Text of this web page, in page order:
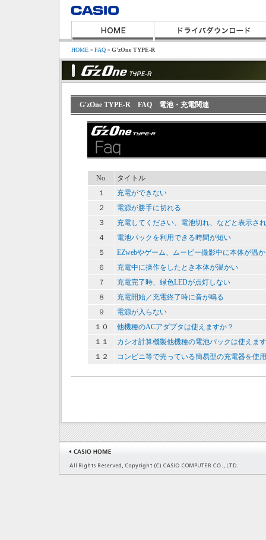
HOME＞FAQ＞G'zOne TYPE-R
G'zOne TYPE-R FAQ 電池・充電関連
No.
タイトル
１
充電ができない
２
電源が勝手に切れる
３
充電してください、電池切れ、などと表示さ
４
電池パックを利用できる時間が短い
５
EZwebやゲーム、ムービー撮影中に本体が温
６
充電中に操作をしたとき本体が温かい
７
充電完了時、緑色LEDが点灯しない
８
充電開始／充電終了時に音が鳴る
９
電源が入らない
１０
他機種のACアダプタは使えますか？
１１
カシオ計算機製他機種の電池パックは使えま
１２
コンビニ等で売っている簡易型の充電器を使